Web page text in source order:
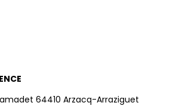
64410 Arzacq-Arraziguet